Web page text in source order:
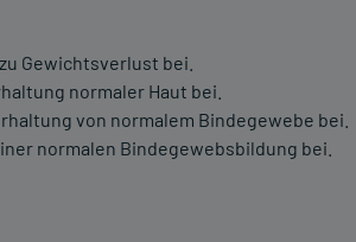
Gewichtsverlust bei.
normaler Haut bei.
von normalem Bindegewebe bei.
normalen Bindegewebsbildung bei.